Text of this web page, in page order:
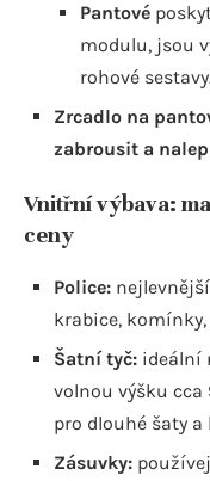
Pantové
modulu, jsou
rohové
Zrcadlo na
zabrousit a
Vnitřní výbava:
ceny
Police:
krabice,
Šatní tyč: ideální
volnou výšku cca
pro dlouhé šaty a
Zásuvky: